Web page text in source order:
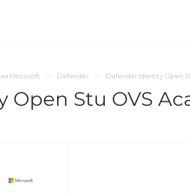
Microsoft Defender Defender Identity Open
Open Stu OVS